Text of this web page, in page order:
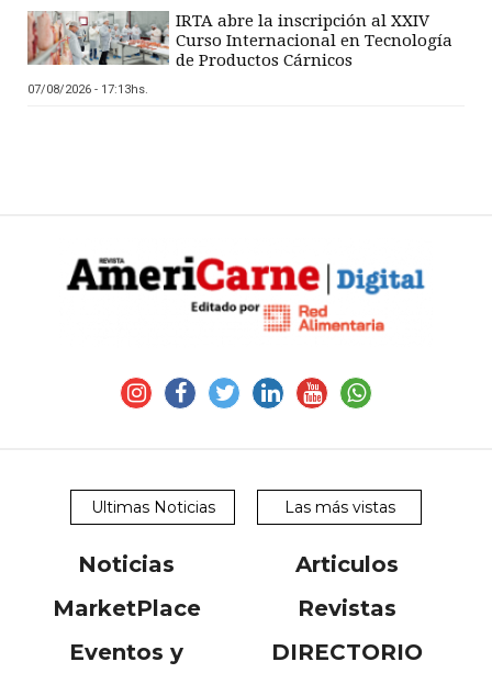
IRTA abre la inscripción al XXIV
Curso Internacional en Tecnología
de Productos Cárnicos
07/08/2026 - 17:13hs.
Ultimas Noticias Las más vistas
Noticias
Articulos
MarketPlace
Revistas
Eventos y
DIRECTORIO